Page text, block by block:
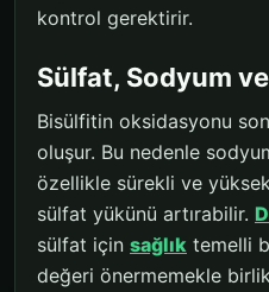
kontrol gerektirir.
Sülfat, Sodyum
Bisülfitin oksidasyonu
oluşur. Bu nedenle
özellikle sürekli ve
sülfat yükünü artırabilir.
sülfat için sağlık temelli
değeri önermemekle